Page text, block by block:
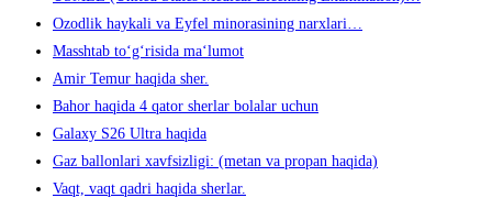
Ozodlik haykali va Eyfel minorasining narxlari…
Masshtab to‘g‘risida ma‘lumot
Amir Temur haqida sher.
Bahor haqida 4 qator sherlar bolalar uchun
Galaxy S26 Ultra haqida
Gaz ballonlari xavfsizligi: (metan va propan haqida)
Vaqt, vaqt qadri haqida sherlar.